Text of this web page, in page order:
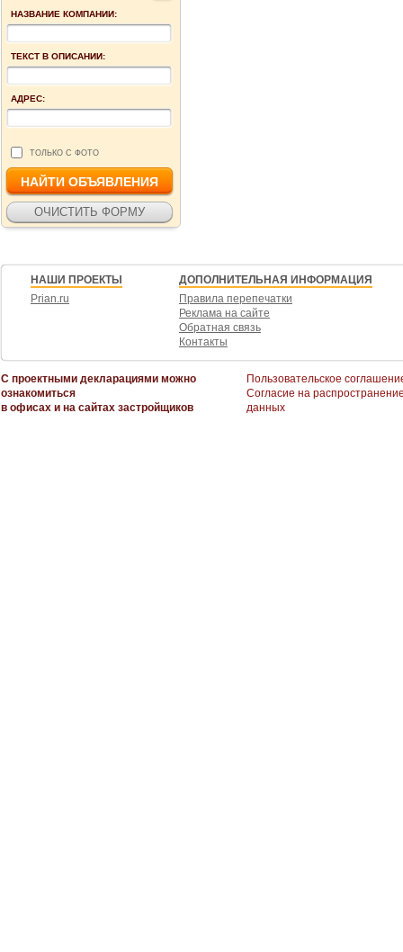
НАЗВАНИЕ КОМПАНИИ:
ТЕКСТ В ОПИСАНИИ:
АДРЕС:
ТОЛЬКО С ФОТО
НАШИ ПРОЕКТЫ
Prian.ru
ДОПОЛНИТЕЛЬНАЯ ИНФОРМАЦИЯ
Правила перепечатки
Реклама на сайте
Обратная связь
Контакты
С проектными декларациями можно
ознакомиться
в офисах и на сайтах застройщиков
Пользовательское
Согласие на
данных